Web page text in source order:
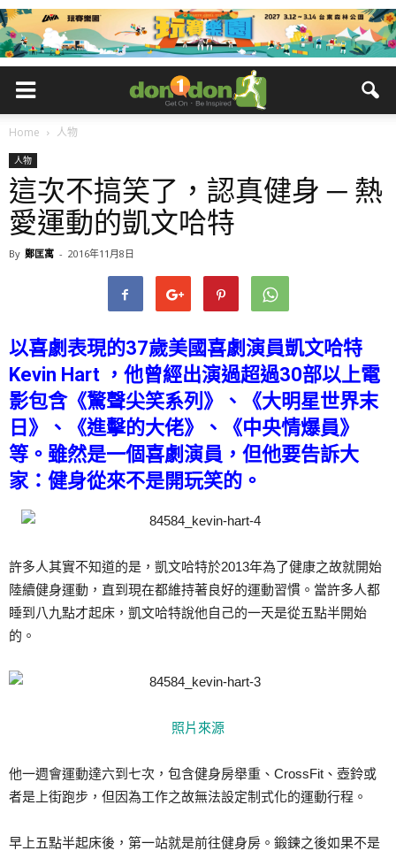
Home 人物
人物
這次不搞笑了，認真健身 ─ 熱
愛運動的凱文哈特
By 鄭匡寓 - 2016年11月8日
以喜劇表現的37歲美國喜劇演員凱文哈特
Kevin Hart ，他曾經出演過超過30部以上電
影包含《驚聲尖笑系列》、《大明星世界末
日》、《進擊的大佬》、《中央情爆員》
等。雖然是一個喜劇演員，但他要告訴大
家：健身從來不是開玩笑的。
許多人其實不知道的是，凱文哈特於2013年為了健康之故就開始
陸續健身運動，直到現在都維持著良好的運動習慣。當許多人都
睡到八九點才起床，凱文哈特說他自己的一天是從五點半開始
的。
照片來源
他一週會運動達六到七次，包含健身房舉重、CrossFit、壺鈴或
者是上街跑步，但因為工作之故無法設定制式化的運動行程。
早上五點半起床後，第一站就是前往健身房。鍛鍊之後如果不是